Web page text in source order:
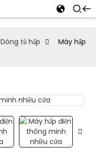
Dòng tủ hấp
Máy hấp